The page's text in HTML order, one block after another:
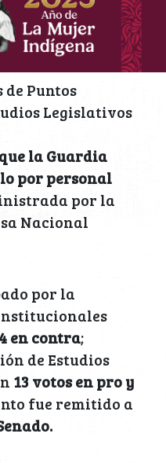
Puntos
Legislativos
la Guardia
por personal
por la
Nacional
por la
en contra;
de Estudios
13 votos en pro y
fue remitido a